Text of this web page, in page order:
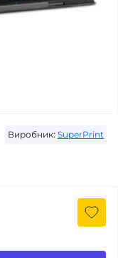
Виробник: SuperPrint